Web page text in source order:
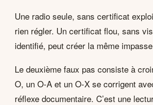
Une radio seule, sans certificat
rien régler. Un certificat flou, sans
identifié, peut créer la même
Le deuxième faux pas consiste à
O, un O-A et un O-X se corrigent
réflexe documentaire. C’est une